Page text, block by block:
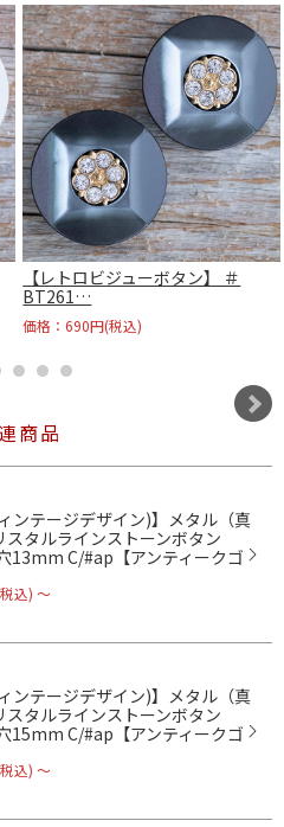
【レトロビジューボタン】 ＃
BT261…
価格：690円(税込)
商品
ンテージデザイン)】メタル（真
タルラインストーンボタン
13mm C/#ap【アンティークゴ
込) ～
ンテージデザイン)】メタル（真
タルラインストーンボタン
15mm C/#ap【アンティークゴ
込) ～